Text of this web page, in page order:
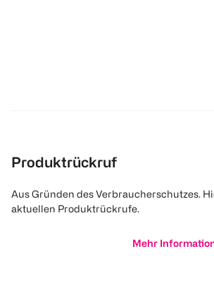
Produktrückruf
Aus Gründen des Verbraucherschutzes.
aktuellen Produktrückrufe.
Mehr